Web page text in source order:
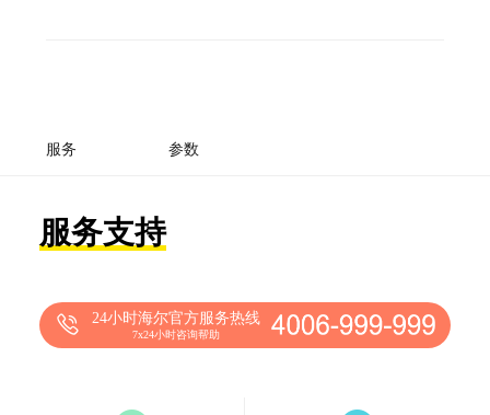
服务 参数
服务支持
24小时海尔官方服务热线
7x24小时咨询帮助